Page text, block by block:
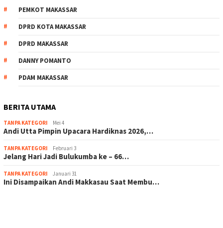
PEMKOT MAKASSAR
DPRD KOTA MAKASSAR
DPRD MAKASSAR
DANNY POMANTO
PDAM MAKASSAR
BERITA UTAMA
TANPA KATEGORI Mei 4
Andi Utta Pimpin Upacara Hardiknas 2026,…
TANPA KATEGORI Februari 3
Jelang Hari Jadi Bulukumba ke – 66…
TANPA KATEGORI Januari 31
Ini Disampaikan Andi Makkasau Saat Membu…